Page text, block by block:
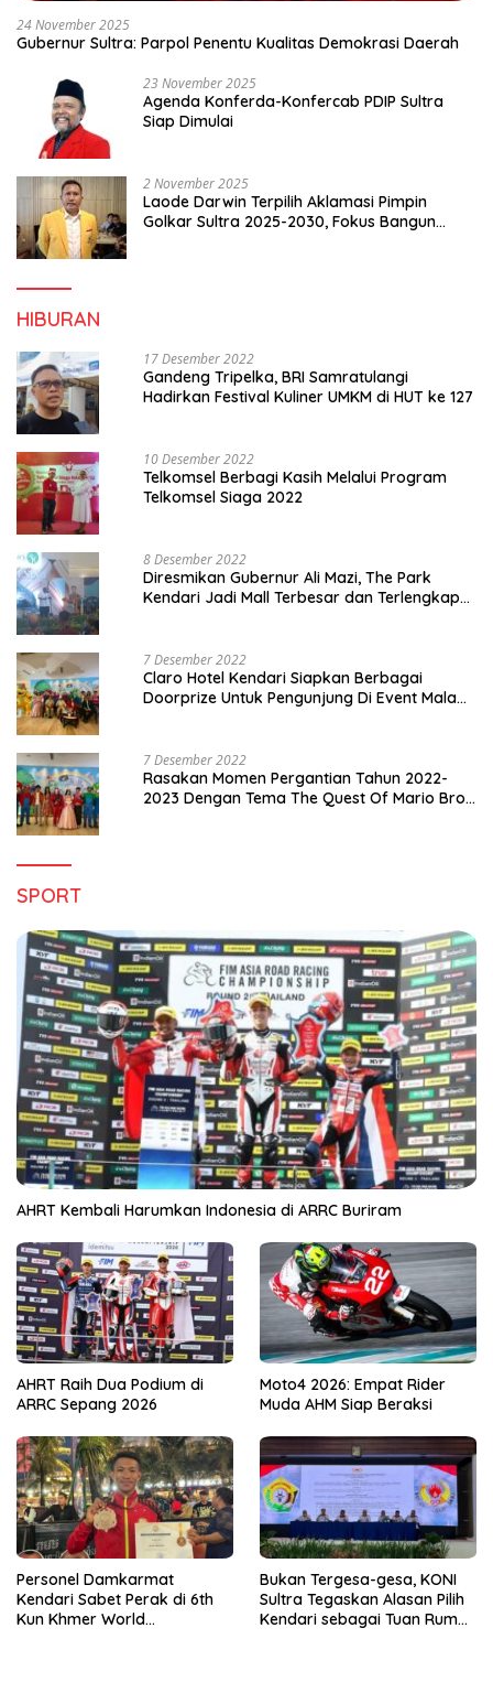
24 November 2025
Gubernur Sultra: Parpol Penentu Kualitas Demokrasi Daerah
23 November 2025
Agenda Konferda-Konfercab PDIP Sultra
Siap Dimulai
2 November 2025
Laode Darwin Terpilih Aklamasi Pimpin
Golkar Sultra 2025-2030, Fokus Bangun
HIBURAN
17 Desember 2022
Gandeng Tripelka, BRI Samratulangi
Hadirkan Festival Kuliner UMKM di HUT ke 127
10 Desember 2022
Telkomsel Berbagi Kasih Melalui Program
Telkomsel Siaga 2022
8 Desember 2022
Diresmikan Gubernur Ali Mazi, The Park
Kendari Jadi Mall Terbesar dan Terlengkap
7 Desember 2022
Claro Hotel Kendari Siapkan Berbagai
Doorprize Untuk Pengunjung Di Event Malam
7 Desember 2022
Rasakan Momen Pergantian Tahun 2022-
2023 Dengan Tema The Quest Of Mario Bros
SPORT
AHRT Kembali Harumkan Indonesia di ARRC Buriram
AHRT Raih Dua Podium di
ARRC Sepang 2026
Moto4 2026: Empat Rider
Muda AHM Siap Beraksi
Personel Damkarmat
Kendari Sabet Perak di 6th
Kun Khmer World
Bukan Tergesa-gesa, KONI
Sultra Tegaskan Alasan Pilih
Kendari sebagai Tuan Rumah